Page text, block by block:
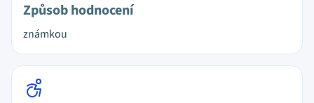
Způsob hodnocení
známkou